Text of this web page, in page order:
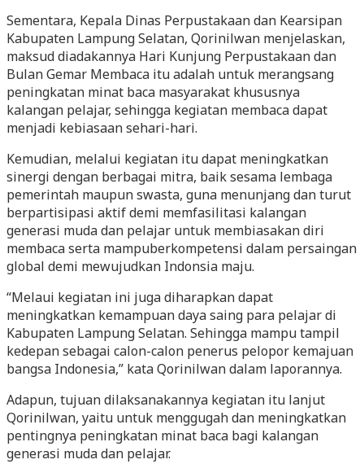
Sementara, Kepala Dinas Perpustakaan dan Kearsipan
Kabupaten Lampung Selatan, Qorinilwan menjelaskan,
maksud diadakannya Hari Kunjung Perpustakaan dan
Bulan Gemar Membaca itu adalah untuk merangsang
peningkatan minat baca masyarakat khususnya
kalangan pelajar, sehingga kegiatan membaca dapat
menjadi kebiasaan sehari-hari.
Kemudian, melalui kegiatan itu dapat meningkatkan
sinergi dengan berbagai mitra, baik sesama lembaga
pemerintah maupun swasta, guna menunjang dan turut
berpartisipasi aktif demi memfasilitasi kalangan
generasi muda dan pelajar untuk membiasakan diri
membaca serta mampuberkompetensi dalam persaingan
global demi mewujudkan Indonsia maju.
“Melaui kegiatan ini juga diharapkan dapat
meningkatkan kemampuan daya saing para pelajar di
Kabupaten Lampung Selatan. Sehingga mampu tampil
kedepan sebagai calon-calon penerus pelopor kemajuan
bangsa Indonesia,” kata Qorinilwan dalam laporannya.
Adapun, tujuan dilaksanakannya kegiatan itu lanjut
Qorinilwan, yaitu untuk menggugah dan meningkatkan
pentingnya peningkatan minat baca bagi kalangan
generasi muda dan pelajar.